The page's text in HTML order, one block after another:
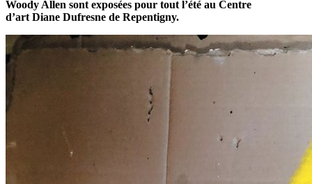
Woody Allen sont exposées pour tout l’été au Centre
d’art Diane Dufresne de Repentigny.